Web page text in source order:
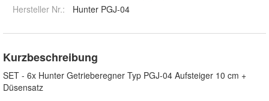
Hersteller Nr.:
Hunter PGJ-04
Kurzbeschreibung
SET - 6x Hunter Getrieberegner Typ PGJ-04 Aufsteiger 10 cm +
Düsensatz